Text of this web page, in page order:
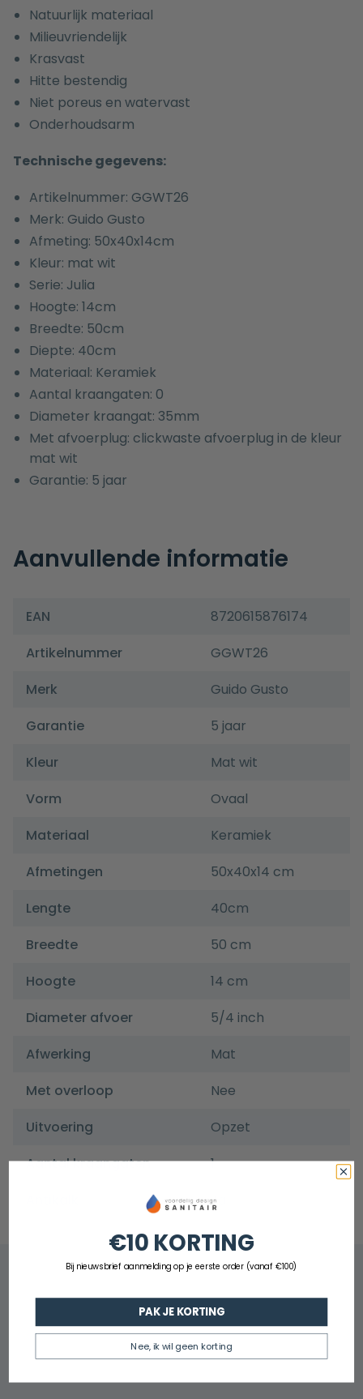
Natuurlijk materiaal
Milieuvriendelijk
Krasvast
Hitte bestendig
Niet poreus en watervast
Onderhoudsarm
Technische gegevens:
Artikelnummer: GGWT26
Merk: Guido Gusto
Afmeting: 50x40x14cm
Kleur: mat wit
Serie: Julia
Hoogte: 14cm
Breedte: 50cm
Diepte: 40cm
Materiaal: Keramiek
Aantal kraangaten: 0
Diameter kraangat: 35mm
Met afvoerplug: clickwaste afvoerplug in de kleur
mat wit
Garantie: 5 jaar
Aanvullende informatie
EAN
8720615876174
Artikelnummer
GGWT26
Merk
Guido Gusto
Garantie
5 jaar
Kleur
Mat wit
Vorm
Ovaal
Materiaal
Keramiek
Afmetingen
50x40x14 cm
Lengte
40cm
Breedte
50 cm
Hoogte
14 cm
Diameter afvoer
5/4 inch
Afwerking
Mat
Met overloop
Nee
Uitvoering
Opzet
Aantal kraangaten
1
Ja
€10 KORTING
Bij nieuwsbrief aanmelding op je eerste order (vanaf €100)
PAK JE KORTING
Nee, ik wil geen korting